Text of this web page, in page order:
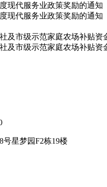
现代服务业政策奖励的通知
现代服务业政策奖励的通知
及市级示范家庭农场补贴资
及市级示范家庭农场补贴资
星梦园F2栋19楼